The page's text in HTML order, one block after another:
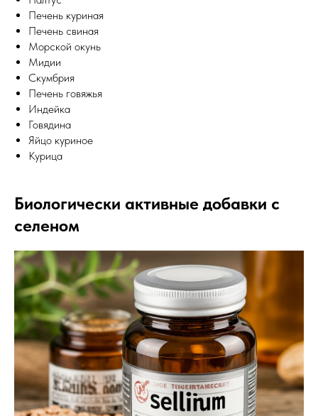
Печень куриная
Печень свиная
Морской окунь
Мидии
Скумбрия
Печень говяжья
Индейка
Говядина
Яйцо куриное
Курица
Биологически активные добавки с
селеном